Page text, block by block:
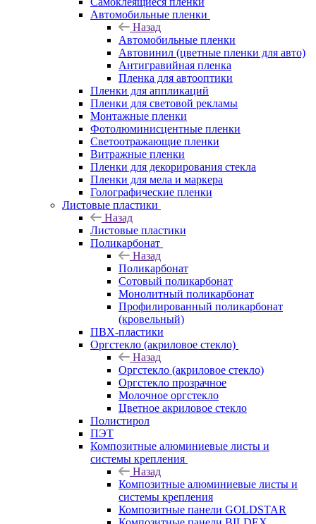
Автомобильные пленки
Назад
Автомобильные пленки
Автовинил (цветные пленки для авто)
Антигравийная пленка
Пленка для автооптики
Пленки для аппликаций
Пленки для световой рекламы
Монтажные пленки
Фотолюминисцентные пленки
Светоотражающие пленки
Витражные пленки
Пленки для декорирования стекла
Пленки для мела и маркера
Голографические пленки
Листовые пластики
Назад
Листовые пластики
Поликарбонат
Назад
Поликарбонат
Сотовый поликарбонат
Монолитный поликарбонат
Профилированный поликарбонат
(кровельный)
ПВХ-пластики
Оргстекло (акриловое стекло)
Назад
Оргстекло (акриловое стекло)
Оргстекло прозрачное
Молочное оргстекло
Цветное акриловое стекло
Полистирол
ПЭТ
Композитные алюминиевые листы и
системы крепления
Назад
Композитные алюминиевые листы и
системы крепления
Композитные панели GOLDSTAR